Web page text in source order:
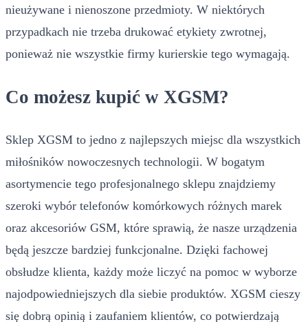
nieużywane i nienoszone przedmioty. W niektórych
przypadkach nie trzeba drukować etykiety zwrotnej,
ponieważ nie wszystkie firmy kurierskie tego wymagają.
Co możesz kupić w XGSM?
Sklep XGSM to jedno z najlepszych miejsc dla wszystkich
miłośników nowoczesnych technologii. W bogatym
asortymencie tego profesjonalnego sklepu znajdziemy
szeroki wybór telefonów komórkowych różnych marek
oraz akcesoriów GSM, które sprawią, że nasze urządzenia
będą jeszcze bardziej funkcjonalne. Dzięki fachowej
obsłudze klienta, każdy może liczyć na pomoc w wyborze
najodpowiedniejszych dla siebie produktów. XGSM cieszy
się dobrą opinią i zaufaniem klientów, co potwierdzają